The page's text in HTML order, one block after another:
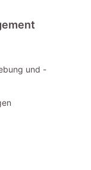
und -